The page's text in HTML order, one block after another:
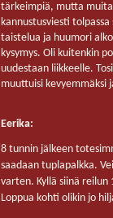
tärkeimpiä, mutta muita
kannustusviesti
taistelua ja huumori
kysymys. Oli kuitenkin
uudestaan liikkeelle.
muuttuisi kevyemmäksi
Eerika:
8 tunnin jälkeen
saadaan tuplapalkka.
varten. Kyllä siinä
Loppua kohti olikin jo